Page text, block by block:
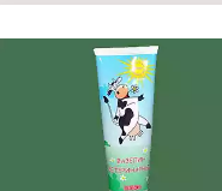
токсинов. Сорго – имеет
десен, благотворно влияет на
кровообращение и работу сердца.
– помогает укрепить кости и мышцы,
повышает иммунитет и облегчает
адаптацию организма к меняющимся
условиям окружающей среды. Просо
способствует укреплению костной
заживлению ушибов и ран.
Характеристики:
Бренд: Альпийские луга